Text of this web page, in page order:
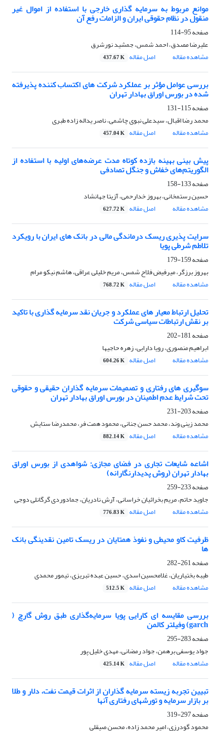
موانع مربوط به سرمایه گذاری خارجی با استفاده از اموال غیر
منقول در نظام حقوقی ایران و الزامات رفع آن
صفحه95-114
علیرضا مصدق، احمد شمس، جمشید نورشرق
مشاهده مقاله
اصل مقاله 437.67 K
بررسی عوامل مؤثر بر عملکرد شرکت های اکتساب کننده پذیرفته
شده در بورس اوراق بهادار تهران
صفحه115-131
محمد رضا اقبال، سیدعلی نبوی چاشمی، ناصر یداله زاده طبری
مشاهده مقاله
اصل مقاله 457.04 K
پیش بینی بهینه بازده کوتاه مدت عرضه‌های اولیه با استفاده از
الگوریتم‌های خفاش و جنگل تصادفی
صفحه133-158
حسین رستمخانی، بهروز خدارحمی، آزیتا جهانشاد
مشاهده مقاله
اصل مقاله 627.72 K
سرایت پذیری ریسک درماندگی مالی در بانک های ایران با رویکرد
تلاطم شرطی پویا
صفحه159-179
بهروز برزگر، میرفیض فلاح شمس، مریم خلیلی عراقی، هاشم نیکو مرام
مشاهده مقاله
اصل مقاله 768.72 K
تحلیل ارتباط معیار های عملکرد و جریان نقد سرمایه گذاری با تاکید
بر نقش ارتباطات سیاسی شرکت
صفحه181-202
ابراهیم منصوری، رویا دارابی، زهره حاجیها
مشاهده مقاله
اصل مقاله 604.26 K
سوگیری های رفتاری و تصمیمات سرمایه گذاران حقیقی و حقوقی
تحت شرایط عدم اطمینان در بورس اوراق بهادار تهران
صفحه203-231
محمد زینی وند، محمد حسن جنانی، محمود همت فر، محمدرضا ستایش
مشاهده مقاله
اصل مقاله 882.14 K
اشاعه شایعات تجاری در فضای مجازی: شواهدی از بورس اوراق
بهادار تهران (روش پدیدارنگارانه)
صفحه233-259
جاوید حاتم، مریم بخرائیان خراسانی، آرش نادریان، جمادوردی گرگانلی دوجی
مشاهده مقاله
اصل مقاله 776.83 K
ظرفیت کاو محیطی و نفوذ همتایان در ریسک تامین نقدینگی بانک
ها
صفحه261-282
طیبه بختیاریان، غلامحسین اسدی، حسین عبده تبریزی، تیمور محمدی
مشاهده مقاله
اصل مقاله 512.5 K
بررسی مقایسه ای کارایی پویا سرمایه‌گذاری طبق روش گارچ (
garch) وفیلتر کالمن
صفحه283-295
جواد یوسفی برهمن، جواد رمضانی، مهدی خلیل پور
مشاهده مقاله
اصل مقاله 425.14 K
تبیین تجربه زیسته سرمایه گذاران از اثرات قیمت نفت، دلار و طلا
بر بازار سرمایه و تورشهای رفتاری آنها
صفحه297-319
محمود گودرزی، امیر محمد زاده، محسن صیقلی